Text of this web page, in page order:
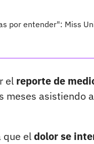
por entender": Miss
el reporte de
meses asistiendo
que eldolor se